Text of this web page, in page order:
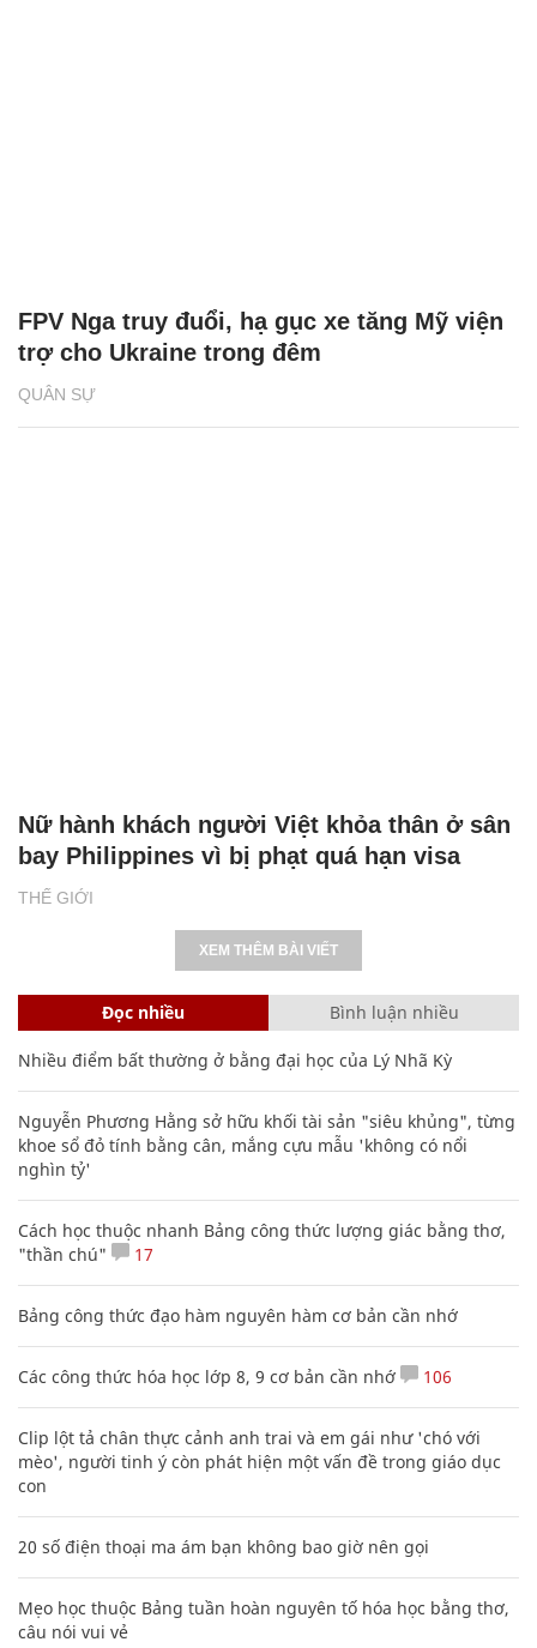
QUÂN SỰ
FPV Nga truy đuổi, hạ gục xe tăng Mỹ viện
trợ cho Ukraine trong đêm
THẾ GIỚI
Nữ hành khách người Việt khỏa thân ở sân
bay Philippines vì bị phạt quá hạn visa
XEM THÊM BÀI VIẾT
Đọc nhiều Bình luận nhiều
Nhiều điểm bất thường ở bằng đại học của Lý Nhã Kỳ
Nguyễn Phương Hằng sở hữu khối tài sản "siêu khủng", từng
khoe sổ đỏ tính bằng cân, mắng cựu mẫu 'không có nổi
nghìn tỷ'
Cách học thuộc nhanh Bảng công thức lượng giác bằng thơ,
"thần chú"
17
Bảng công thức đạo hàm nguyên hàm cơ bản cần nhớ
Các công thức hóa học lớp 8, 9 cơ bản cần nhớ 106
Clip lột tả chân thực cảnh anh trai và em gái như 'chó với
mèo', người tinh ý còn phát hiện một vấn đề trong giáo dục
con
20 số điện thoại ma ám bạn không bao giờ nên gọi
Mẹo học thuộc Bảng tuần hoàn nguyên tố hóa học bằng thơ,
câu nói vui vẻ